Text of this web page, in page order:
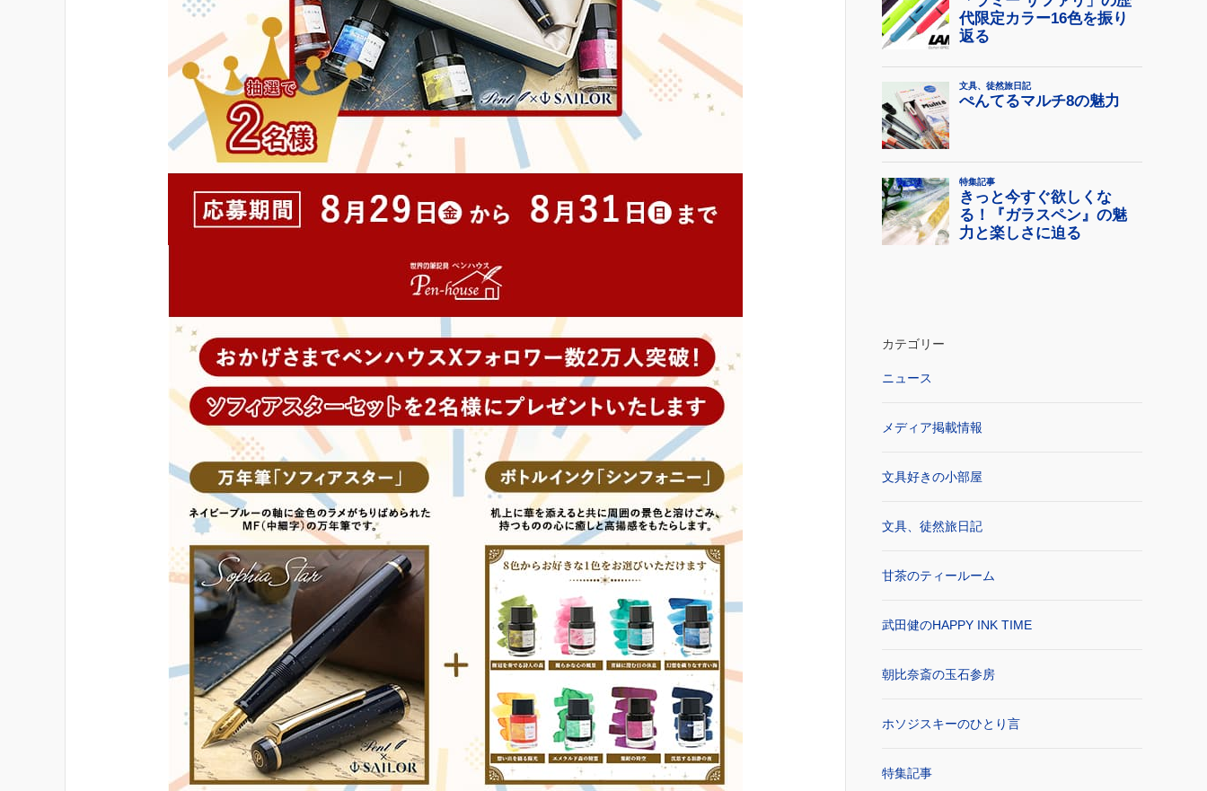
カテゴリー
ニュース
メディア掲載情報
文具好きの小部屋
文具、徒然旅日記
甘茶のティールーム
武田健のHAPPY INK TIME
朝比奈斎の玉石参房
ホソジスキーのひとり言
特集記事